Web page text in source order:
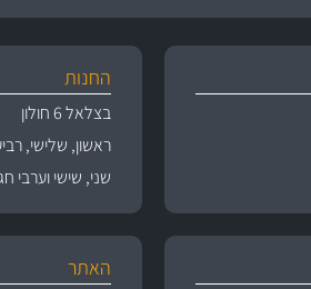
החנות
בצלאל 6 חולון
ראשון, שלישי, רביעי
שני, שישי וערבי חג 09:00 עד
האתר